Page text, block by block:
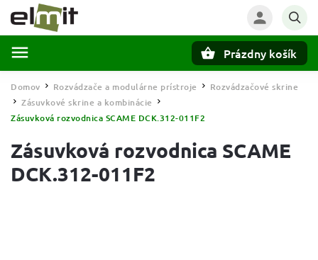
Prázdny košík
Domov / Rozvádzače a modulárne prístroje / Rozvádzačové skrine
/ Zásuvkové skrine a kombinácie /
Zásuvková rozvodnica SCAME DCK.312-011F2
Zásuvková rozvodnica SCAME
DCK.312-011F2